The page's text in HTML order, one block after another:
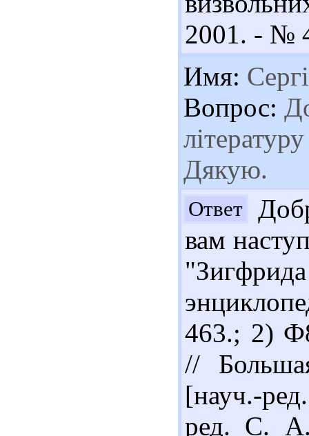
2001. - №
Имя:
Вопрос:
Дякую.
Ответ
вам
463.; 2)
//
[науч.-
ред. С.